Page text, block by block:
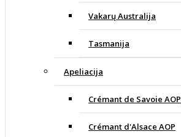
Vakarų Australija
Tasmanija
Apeliacija
Crémant de Savoie AOP
Crémant d'Alsace AOP